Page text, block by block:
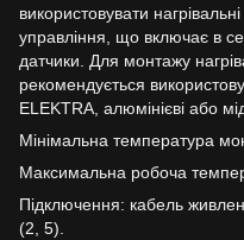
використовувати
управління, що включає в
датчики. Для монтажу
рекомендується
ELEKTRA, алюмінієві або
Мінімальна температура
Максимальна робоча
Підключення: кабель
(2, 5).